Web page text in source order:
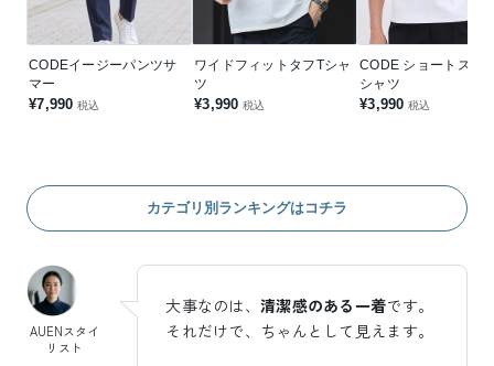
CODEイージーパンツサ
マー
¥7,990 税込
ワイドフィットタフTシャ
ツ
¥3,990 税込
CODE ショートスリ
シャツ
¥3,990 税込
カテゴリ別ランキングはコチラ
AUENスタイ
リスト
大事なのは、清潔感のある一着です。
それだけで、ちゃんとして見えます。